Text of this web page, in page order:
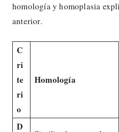
homología y homoplasia
anterior.
C
ri
te
ri
o
Homología
D